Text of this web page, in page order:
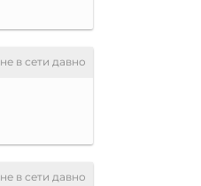
не в сети давно
не в сети давно